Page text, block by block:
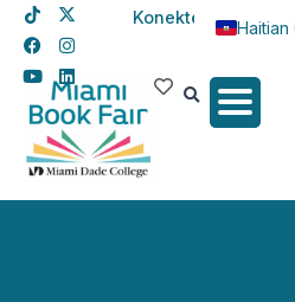
Konekte
Spanish